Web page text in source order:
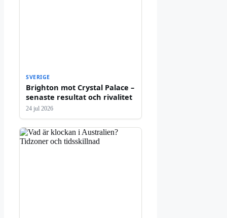
SVERIGE
Brighton mot Crystal Palace –
senaste resultat och rivalitet
24 jul 2026